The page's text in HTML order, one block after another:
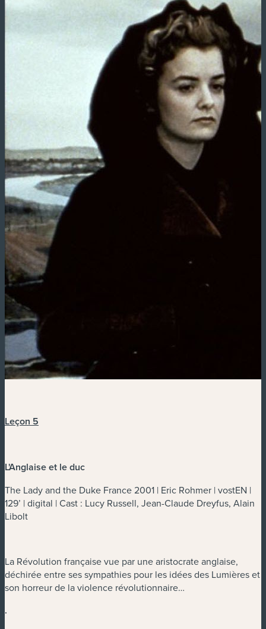
Leçon 5
L'Anglaise et le duc
The Lady and the Duke France 2001 | Eric Rohmer | vostEN |
129’ | digital | Cast : Lucy Russell, Jean-Claude Dreyfus, Alain
Libolt
La Révolution française vue par une aristocrate anglaise,
déchirée entre ses sympathies pour les idées des Lumières et
son horreur de la violence révolutionnaire…
.